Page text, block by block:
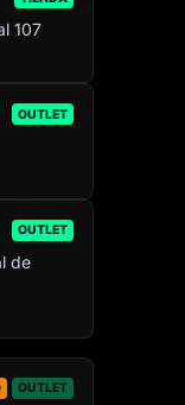
107
OUTLET
OUTLET
de
OUTLET